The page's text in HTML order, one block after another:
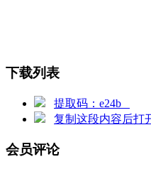
下载列表
提取码：e24b
复制这段内容后打
会员评论